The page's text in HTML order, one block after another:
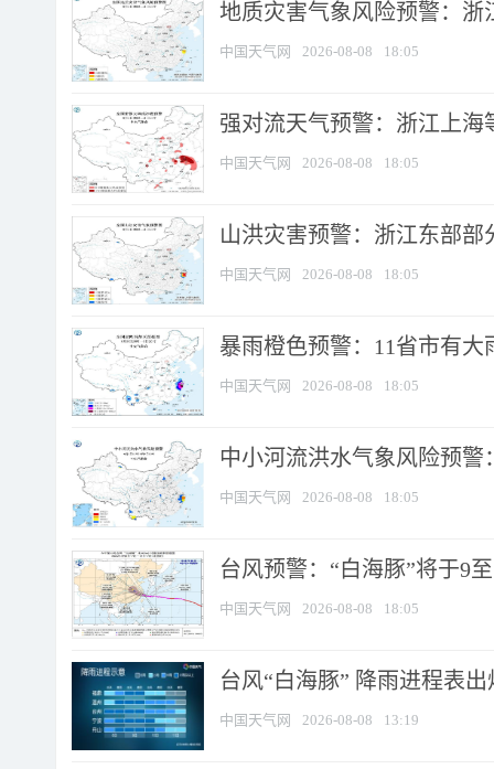
地质灾害气象风险预警：
中国天气网 2026-08-08 18:05
强对流天气预警：浙江上海
中国天气网 2026-08-08 18:05
山洪灾害预警：浙江东部
中国天气网 2026-08-08 18:05
暴雨橙色预警：11省市有
中国天气网 2026-08-08 18:05
中小河流洪水气象风险预
中国天气网 2026-08-08 18:05
台风预警：“白海豚”将于9
中国天气网 2026-08-08 18:05
台风“白海豚” 降雨进程表
中国天气网 2026-08-08 13:19